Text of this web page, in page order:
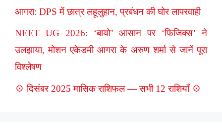
आगरा: DPS में छात्र लहूलुहान, प्रबंधन की घोर लापरवाही
NEET UG 2026: ‘बायो’ आसान पर ‘फिजिक्स’ ने
उलझाया, मोशन एकेडमी आगरा के अरुण शर्मा से जानें पूरा
विश्लेषण
💠 दिसंबर 2025 मासिक राशिफल — सभी 12 राशियाँ 💠